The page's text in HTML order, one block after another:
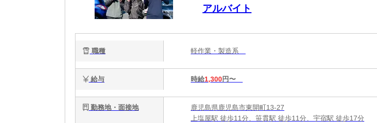
アルバイト
職種 軽作業・製造系
給与 時給1,300円〜
勤務地・面接地
鹿児島県鹿児島市東開町13-27
上塩屋駅 徒歩11分、笹貫駅 徒歩11分、宇宿駅 徒歩17分